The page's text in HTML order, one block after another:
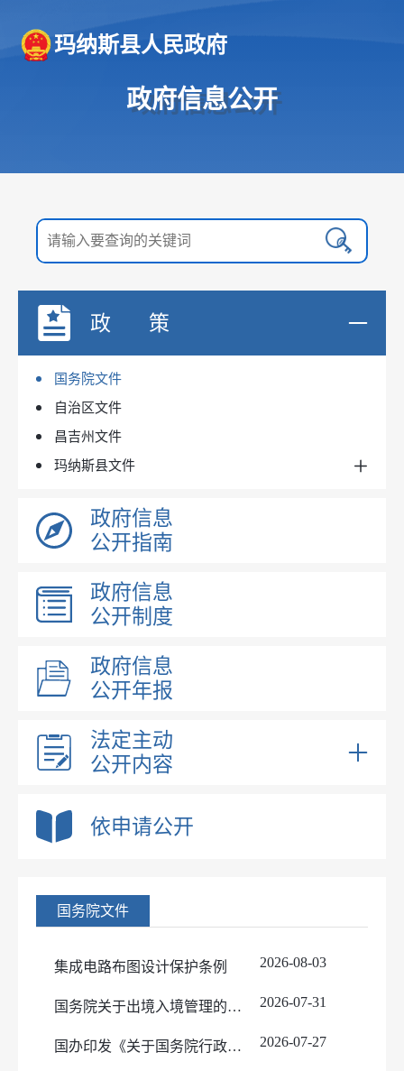
玛纳斯县人民政府
政府信息公开
政 策
国务院文件
自治区文件
昌吉州文件
玛纳斯县文件
政府文件
政府办文件
行政规范性文件
政府信息
公开指南
政府信息
公开制度
政府信息
公开年报
法定主动
公开内容
国民经济和社会发展规划
专项规划
政府工作报告
财政预决算
政府集中采购
依申请公开
国务院文件
集成电路布图设计保护条例 2026-08-03
国务院关于出境入境管理的规定 2026-07-31
国办印发《关于国务院行政复议案件处理程序的若干规定》的通知 2026-07-27